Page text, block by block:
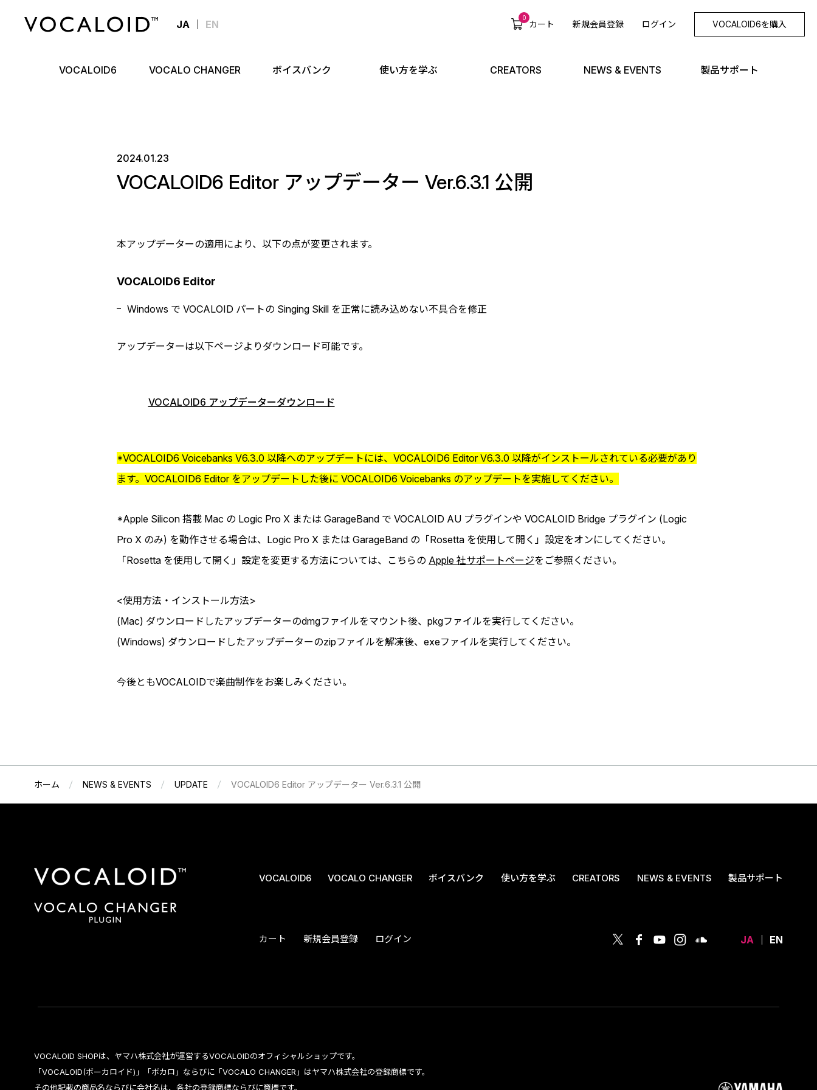
JA EN
0
カート 新規会員登録 ログイン VOCALOID6を購入
VOCALOID6 VOCALO CHANGER ボイスバンク 使い方を学ぶ CREATORS NEWS & EVENTS 製品サポート
2024.01.23
VOCALOID6 Editor アップデーター Ver.6.3.1 公開
本アップデーターの適用により、以下の点が変更されます。
VOCALOID6 Editor
Windows で VOCALOID パートの Singing Skill を正常に読み込めない不具合を修正
アップデーターは以下ページよりダウンロード可能です。
VOCALOID6 アップデーターダウンロード
*VOCALOID6 Voicebanks V6.3.0 以降へのアップデートには、VOCALOID6 Editor V6.3.0 以降がインストールされている必要があり
ます。VOCALOID6 Editor をアップデートした後に VOCALOID6 Voicebanks のアップデートを実施してください。
*Apple Silicon 搭載 Mac の Logic Pro X または GarageBand で VOCALOID AU プラグインや VOCALOID Bridge プラグイン (Logic
Pro X のみ) を動作させる場合は、Logic Pro X または GarageBand の「Rosetta を使用して開く」設定をオンにしてください。
「Rosetta を使用して開く」設定を変更する方法については、こちらの Apple 社サポートページをご参照ください。
<使用方法・インストール方法>
(Mac) ダウンロードしたアップデーターのdmgファイルをマウント後、pkgファイルを実行してください。
(Windows) ダウンロードしたアップデーターのzipファイルを解凍後、exeファイルを実行してください。
今後ともVOCALOIDで楽曲制作をお楽しみください。
ホーム NEWS & EVENTS UPDATE VOCALOID6 Editor アップデーター Ver.6.3.1 公開
VOCALOID6 VOCALO CHANGER ボイスバンク 使い方を学ぶ CREATORS NEWS & EVENTS 製品サポート
カート 新規会員登録 ログイン JA EN
VOCALOID SHOPは、ヤマハ株式会社が運営するVOCALOIDのオフィシャルショップです。
「VOCALOID(ボーカロイド)」「ボカロ」ならびに「VOCALO CHANGER」はヤマハ株式会社の登録商標です。
その他記載の商品名ならびに会社名は、各社の登録商標ならびに商標です。